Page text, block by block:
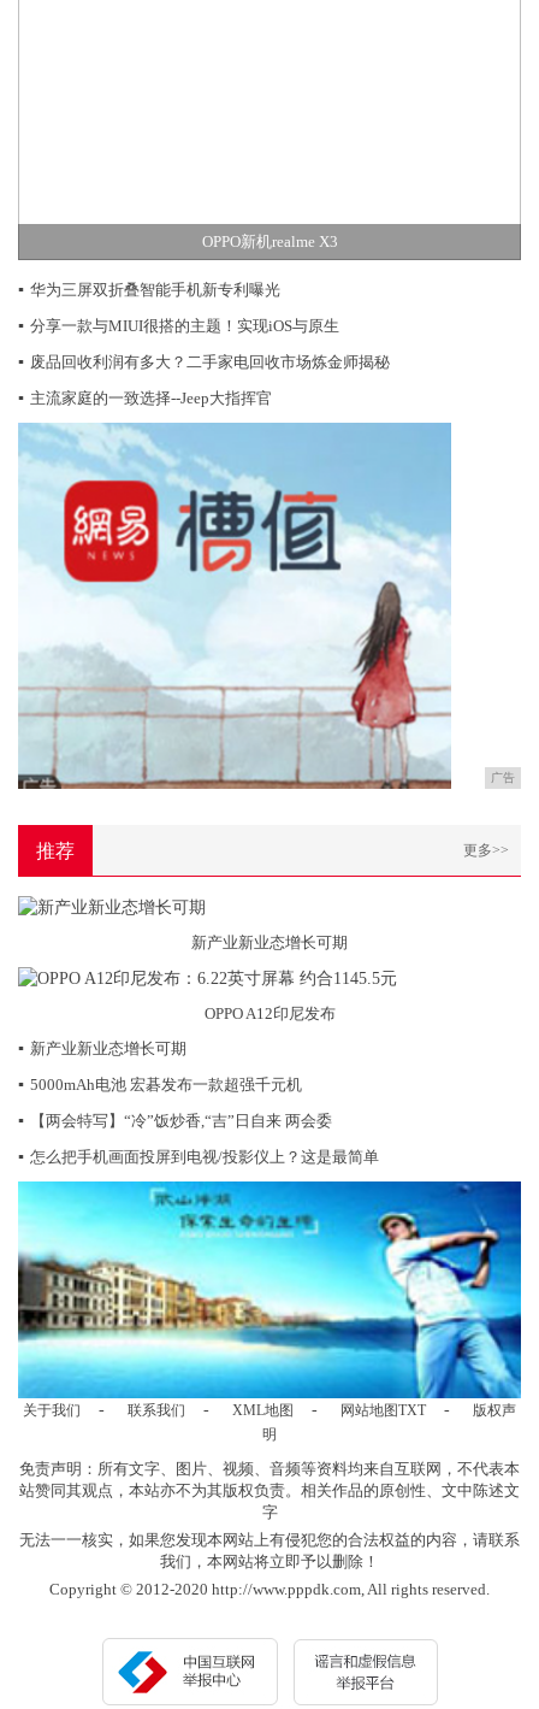
OPPO新机realme X3
▪ 华为三屏双折叠智能手机新专利曝光
▪ 分享一款与MIUI很搭的主题！实现iOS与原生
▪ 废品回收利润有多大？二手家电回收市场炼金师揭秘
▪ 主流家庭的一致选择--Jeep大指挥官
广告
推荐 更多>>
新产业新业态增长可期
OPPO A12印尼发布
▪ 新产业新业态增长可期
▪ 5000mAh电池 宏碁发布一款超强千元机
▪
【两会特写】“冷”饭炒香,“吉”日自来 两会委
▪ 怎么把手机画面投屏到电视/投影仪上？这是最简单
关于我们 - 联系我们 - XML地图 - 网站地图TXT -
版权声
明
免责声明：所有文字、图片、视频、音频等资料均来自互联网，不代表本
站赞同其观点，本站亦不为其版权负责。相关作品的原创性、文中陈述文
字
无法一一核实，如果您发现本网站上有侵犯您的合法权益的内容，请联系
我们，本网站将立即予以删除！
Copyright © 2012-2020 http://www.pppdk.com, All rights reserved.